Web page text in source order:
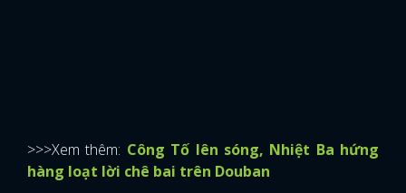
>>>Xem thêm: Công Tố lên sóng, Nhiệt Ba hứng
hàng loạt lời chê bai trên Douban